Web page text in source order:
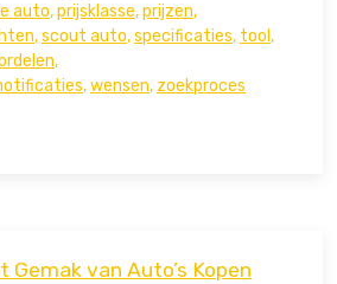
auto,prijsklasse,prijzen,
,scout auto,specificaties, tool,
,
,wensen, zoekproces
Gemak van Auto’s Kopen